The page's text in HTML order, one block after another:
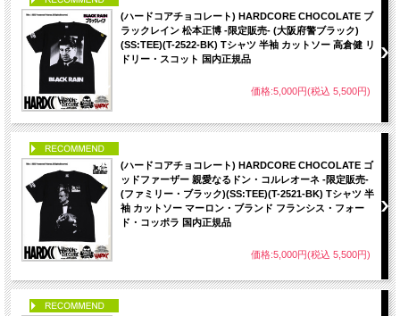
(ハードコアチョコレート) HARDCORE CHOCOLATE ブ
ラックレイン 松本正博 -限定販売- (大阪府警ブラック)
(SS:TEE)(T-2522-BK) Tシャツ 半袖 カットソー 高倉健 リ
ドリー・スコット 国内正規品
価格:5,000円(税込 5,500円)
(ハードコアチョコレート) HARDCORE CHOCOLATE ゴ
ッドファーザー 親愛なるドン・コルレオーネ -限定販売-
(ファミリー・ブラック)(SS:TEE)(T-2521-BK) Tシャツ 半
袖 カットソー マーロン・ブランド フランシス・フォー
ド・コッポラ 国内正規品
価格:5,000円(税込 5,500円)